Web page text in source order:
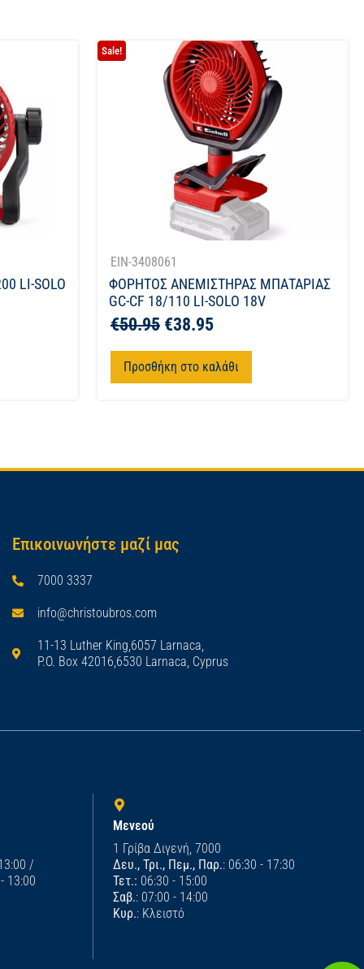
LI-SOLO
Sale!
EIN-3408061
ΦΟΡΗΤΟΣ ΑΝΕΜΙΣΤΗΡΑΣ ΜΠΑΤΑΡΙΑΣ
GC-CF 18/110 LI-SOLO 18V
€50.95 €38.95
Προσθήκη στο καλάθι
Επικοινωνήστε μαζί μας
7000 3337
info@christoubros.com
11-13 Luther King,6057 Larnaca,
P.O. Box 42016,6530 Larnaca, Cyprus
/
13:00
Μενεού
1 Γρίβα Διγενή, 7000
Δευ., Τρι., Πεμ., Παρ.: 06:30 - 17:30
Τετ.: 06:30 - 15:00
Σαβ.: 07:00 - 14:00
Κυρ.: Κλειστό